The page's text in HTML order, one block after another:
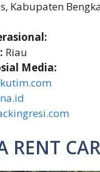
Kabupaten
Riau
Media:
RENT CAR